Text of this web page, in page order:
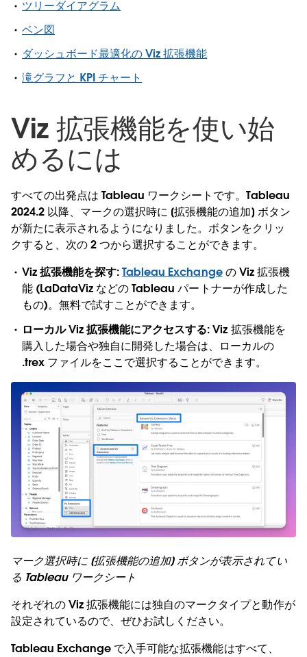
ツリーダイアグラム
ベン図
ダッシュボード最適化の Viz 拡張機能
滝グラフと KPI チャート
Viz 拡張機能を使い始
めるには
すべての出発点は Tableau ワークシートです。Tableau
2024.2 以降、マークの選択時に [拡張機能の追加] ボタン
が新たに表示されるようになりました。ボタンをクリッ
クすると、次の 2 つから選択することができます。
Viz 拡張機能を探す:Tableau Exchangeの Viz 拡張機
能 (LaDataViz などの Tableau パートナーが作成した
もの)。無料で試すことができます。
ローカル Viz 拡張機能にアクセスする: Viz 拡張機能を
購入した場合や独自に開発した場合は、ローカルの
.trex ファイルをここで選択することができます。
マーク選択時に [拡張機能の追加] ボタンが表示されてい
る Tableau ワークシート
それぞれの Viz 拡張機能には独自のマークタイプと動作が
設定されているので、ぜひお試しください。
Tableau Exchange で入手可能な拡張機能はすべて、